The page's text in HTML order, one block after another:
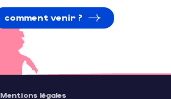
comment venir ?
Mentions légales